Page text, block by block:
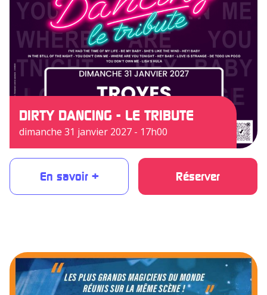
DIRTY DANCING - LE TRIBUTE
dimanche 31 janvier 2027 - 17h00
En savoir + Réserver